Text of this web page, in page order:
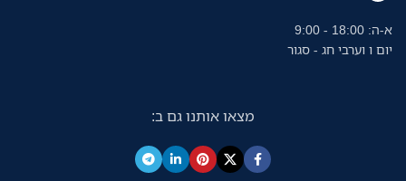
א-ה: 18:00 - 9:00
יום ו וערבי חג - סגור
מצאו אותנו גם ב: